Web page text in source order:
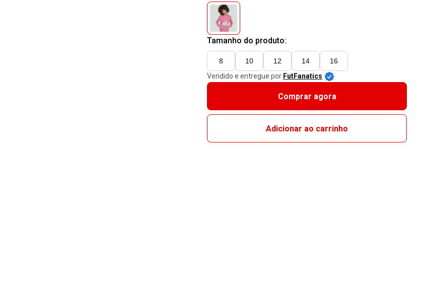
Tamanho do produto:
8 10 12 14
16
Vendido e entregue por FutFanatics
Comprar agora
Adicionar ao carrinho